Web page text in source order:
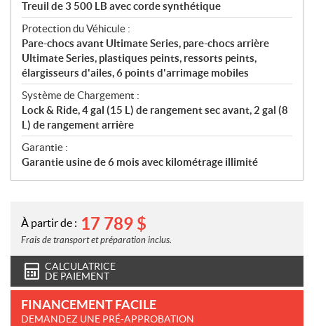
Treuil de 3 500 LB avec corde synthétique
Protection du Véhicule :
Pare-chocs avant Ultimate Series, pare-chocs arrière
Ultimate Series, plastiques peints, ressorts peints,
élargisseurs d'ailes, 6 points d'arrimage mobiles
Système de Chargement :
Lock & Ride, 4 gal (15 L) de rangement sec avant, 2 gal (8
L) de rangement arrière
Garantie :
Garantie usine de 6 mois avec kilométrage illimité
À partir de : 17 789 $
Frais de transport et préparation inclus.
CALCULATRICE
DE PAIEMENT
FINANCEMENT FACILE
DEMANDEZ UNE PRÉ-APPROBATION